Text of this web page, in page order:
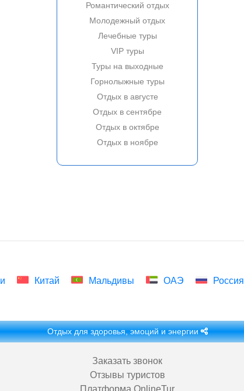
Романтический отдых
Молодежный отдых
Лечебные туры
VIP туры
Туры на выходные
Горнолыжные туры
Отдых в августе
Отдых в сентябре
Отдых в октябре
Отдых в ноябре
Китай Мальдивы ОАЭ Россия
Отдых для здоровья, эмоций и энергии
Заказать звонок
Отзывы туристов
Платформа OnlineTur